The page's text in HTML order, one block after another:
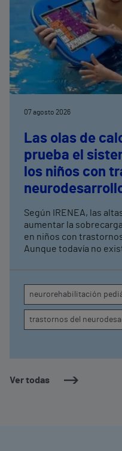
Ver todas
07 agosto 2026
Las olas de
prueba el
los niños con
pediátrica de
Según IRENEA, las
aumentar la
en niños con
Aunque todavía no
atención, la regulación
conducta
neurorehabilitación
trastornos del